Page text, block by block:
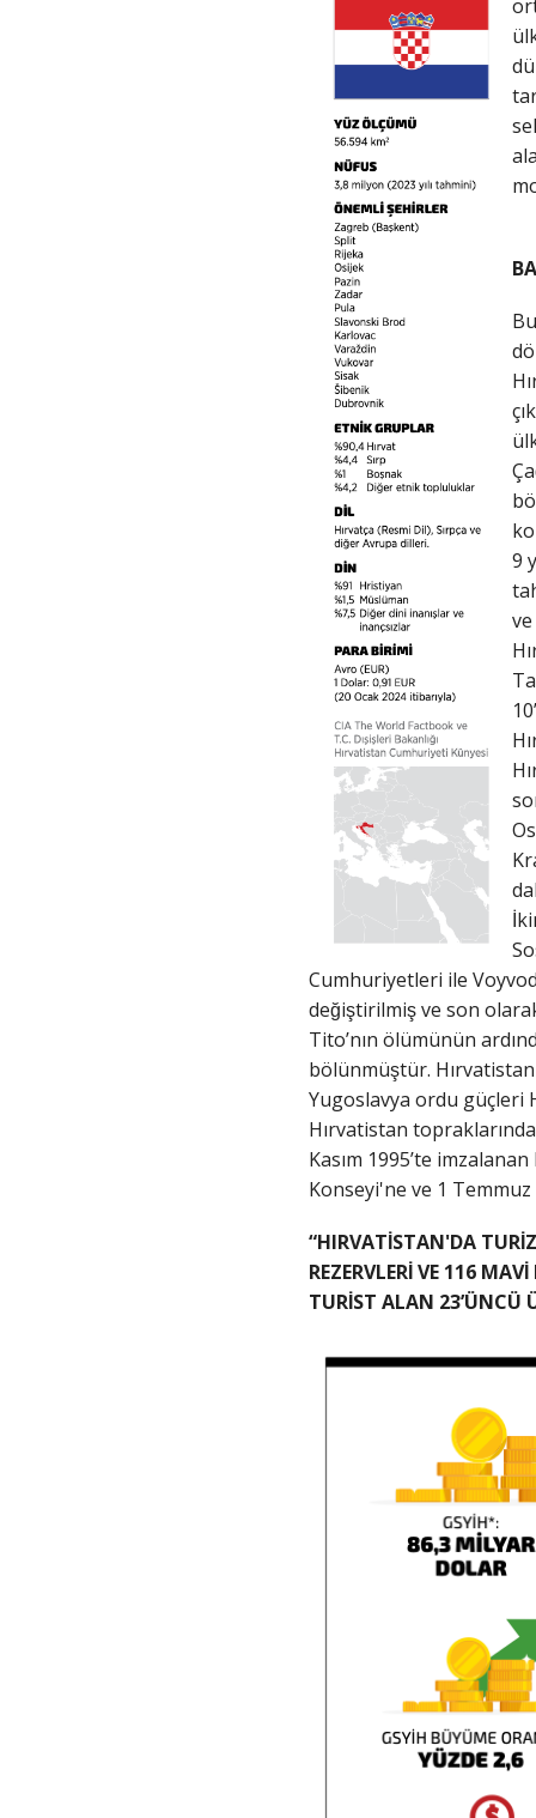
9
Cumhuriyetleri ile
değiştirilmiş ve son
Tito’nın ölümünün
bölünmüştür. Hırvatistan
Yugoslavya ordu güçleri
Hırvatistan
Kasım 1995’te
Konseyi'ne ve 1 Temmuz
“HIRVATİSTAN'DA
REZERVLERİ VE 116
TURİST ALAN 23’ÜNCÜ